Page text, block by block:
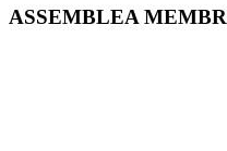
ASSEMBLEA